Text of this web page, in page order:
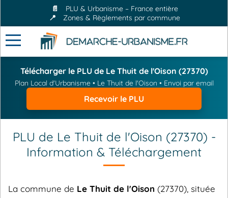
📄
PLU & Urbanisme – France entière
📍
Zones & Règlements par commune
Télécharger le PLU de Le Thuit de l'Oison (27370)
Plan Local d'Urbanisme • Le Thuit de l'Oison • Envoi par email
Recevoir le PLU
PLU de Le Thuit de l'Oison (27370) -
Information & Téléchargement
La commune de Le Thuit de l'Oison (27370), située